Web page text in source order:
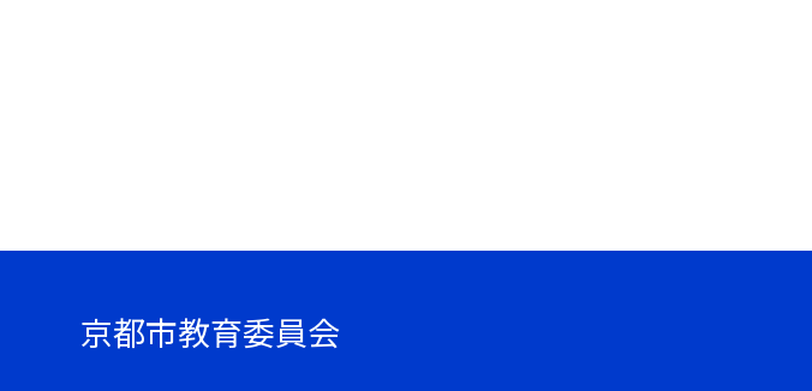
京都市教育委員会